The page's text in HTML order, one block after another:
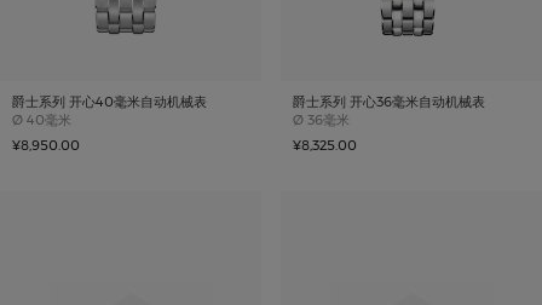
爵士系列 开心40毫米自动机械表
Ø Case size
40毫米
¥8,950.00
爵士系列 开心36毫米自动机械表
Ø Case size
36毫米
¥8,325.00